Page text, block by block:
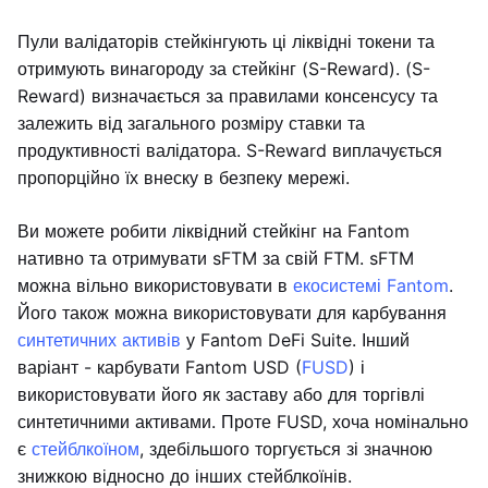
Пули валідаторів стейкінгують ці ліквідні токени та
отримують винагороду за стейкінг (S-Reward). (S-
Reward) визначається за правилами консенсусу та
залежить від загального розміру ставки та
продуктивності валідатора. S-Reward виплачується
пропорційно їх внеску в безпеку мережі.
Ви можете робити ліквідний стейкінг на Fantom
нативно та отримувати sFTM за свій FTM. sFTM
можна вільно використовувати в екосистемі Fantom.
Його також можна використовувати для карбування
синтетичних активів у Fantom DeFi Suite. Інший
варіант - карбувати Fantom USD (FUSD) і
використовувати його як заставу або для торгівлі
синтетичними активами. Проте FUSD, хоча номінально
є стейблкоїном, здебільшого торгується зі значною
знижкою відносно до інших стейблкоїнів.